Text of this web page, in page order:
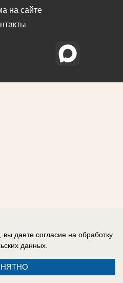
на сайте
даете согласие на обработку
данных.